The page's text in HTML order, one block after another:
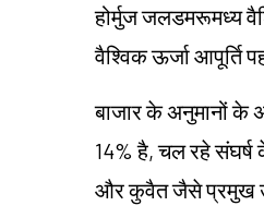
होर्मुज जलडमरूमध्य
वैश्विक ऊर्जा आपूर्ति
बाजार के अनुमानों के
14% है, चल रहे संघर्ष
और कुवैत जैसे प्रमुख